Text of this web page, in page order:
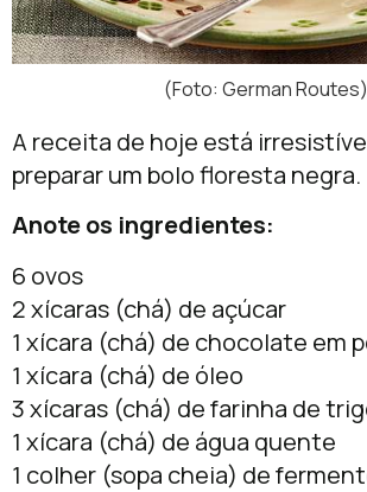
(Foto: German Routes)
A receita de hoje está
preparar um bolo floresta negra.
Anote os ingredientes:
6 ovos
2 xícaras (chá) de açúcar
1 xícara (chá) de chocolate em
1 xícara (chá) de óleo
3 xícaras (chá) de farinha de
1 xícara (chá) de água quente
1 colher (sopa cheia) de